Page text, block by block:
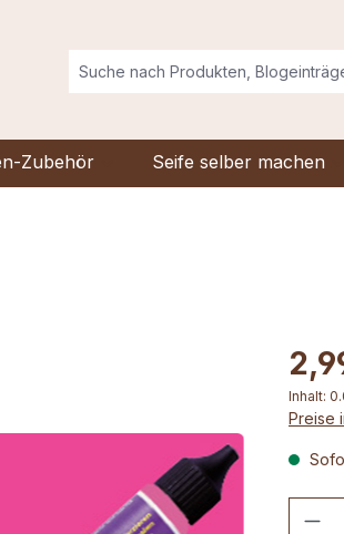
Zubehör Seife selber machen
Inhalt:
Preise